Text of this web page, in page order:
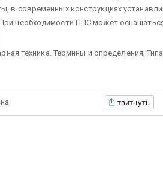
в современных конструкциях
необходимости ППС может
техника. Термины и определения;
твитнуть